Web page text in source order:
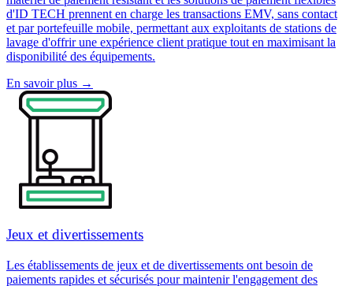
d'ID TECH prennent en charge les transactions EMV, sans contact
et par portefeuille mobile, permettant aux exploitants de stations de
lavage d'offrir une expérience client pratique tout en maximisant la
disponibilité des équipements.
En savoir plus →
Jeux et divertissements
Les établissements de jeux et de divertissements ont besoin de
paiements rapides et sécurisés pour maintenir l'engagement des